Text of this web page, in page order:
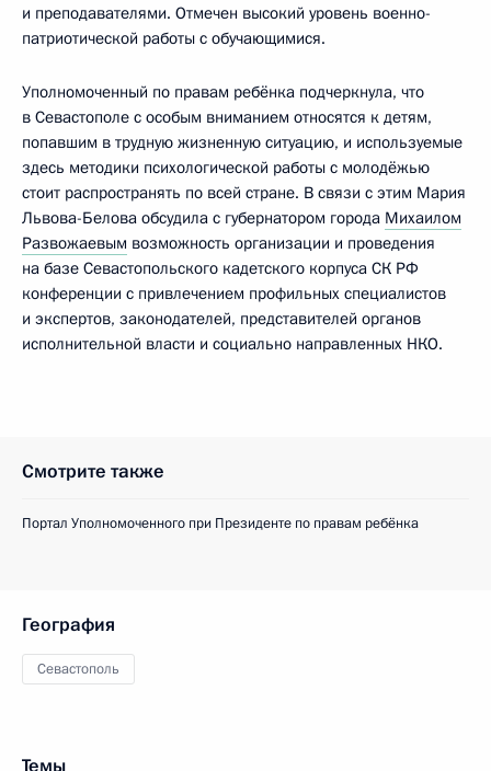
и преподавателями. Отмечен высокий уровень военно-
патриотической работы с обучающимися.
Уполномоченный по правам ребёнка подчеркнула, что
в Севастополе с особым вниманием относятся к детям,
попавшим в трудную жизненную ситуацию, и используемые
здесь методики психологической работы с молодёжью
стоит распространять по всей стране. В связи с этим Мария
Львова-Белова обсудила с губернатором города Михаилом
Развожаевым возможность организации и проведения
на базе Севастопольского кадетского корпуса СК РФ
конференции с привлечением профильных специалистов
и экспертов, законодателей, представителей органов
исполнительной власти и социально направленных НКО.
Смотрите также
Портал Уполномоченного при Президенте по правам ребёнка
География
Севастополь